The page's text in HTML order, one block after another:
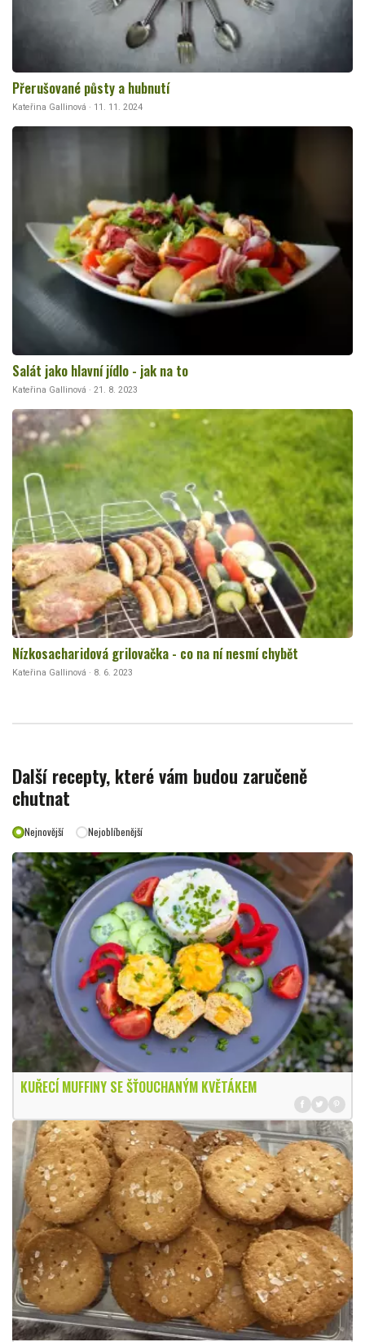
Přerušované půsty a hubnutí
Kateřina Gallinová · 11. 11. 2024
Salát jako hlavní jídlo - jak na to
Kateřina Gallinová · 21. 8. 2023
Nízkosacharidová grilovačka - co na ní nesmí chybět
Kateřina Gallinová · 8. 6. 2023
Další recepty, které vám budou zaručeně
chutnat
Nejnovější Nejoblíbenější
KUŘECÍ MUFFINY SE ŠŤOUCHANÝM KVĚTÁKEM